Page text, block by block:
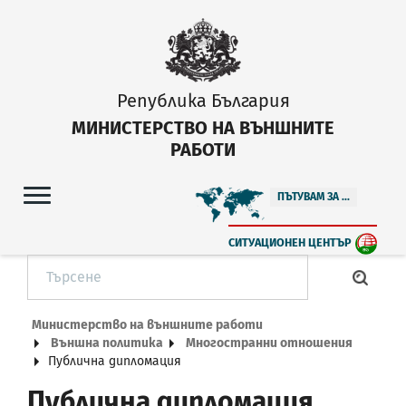
Република България
МИНИСТЕРСТВО НА ВЪНШНИТЕ
РАБОТИ
ПЪТУВАМ ЗА ...
СИТУАЦИОНЕН ЦЕНТЪР
Министерство на външните работи
Външна политика
Многостранни отношения
Публична дипломация